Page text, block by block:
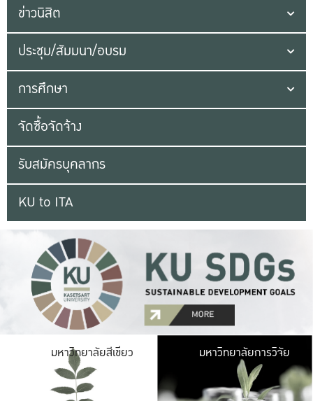
ข่าวนิสิต
ประชุม/สัมมนา/อบรม
การศึกษา
จัดซื้อจัดจ้าง
รับสมัครบุคลากร
KU to ITA
มหาวิทยาลัยสีเขียว มหาวิ
มีพื้นที่เขียวสดใส
เป็นป่าในเมือง เกษต
มหาวิทยาลัยการวิจัย